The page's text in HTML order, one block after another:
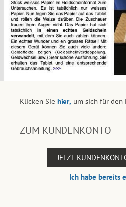
Klicken Sie hier, um sich für den
ZUM KUNDENKONTO
JETZT
Ich habe bereits